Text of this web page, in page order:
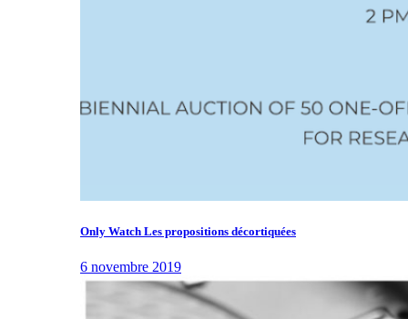
Only Watch Les propositions décortiquées
6 novembre 2019